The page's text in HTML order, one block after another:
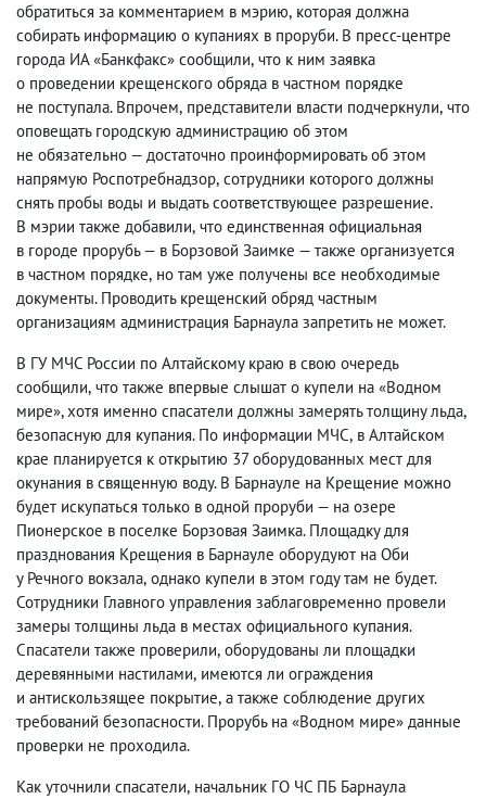
обратиться за комментарием в мэрию, которая должна
собирать информацию о купаниях в проруби. В пресс-центре
города ИА «Банкфакс» сообщили, что к ним заявка
о проведении крещенского обряда в частном порядке
не поступала. Впрочем, представители власти подчеркнули, что
оповещать городскую администрацию об этом
не обязательно — достаточно проинформировать об этом
напрямую Роспотребнадзор, сотрудники которого должны
снять пробы воды и выдать соответствующее разрешение.
В мэрии также добавили, что единственная официальная
в городе прорубь — в Борзовой Заимке — также организуется
в частном порядке, но там уже получены все необходимые
документы. Проводить крещенский обряд частным
организациям администрация Барнаула запретить не может.
В ГУ МЧС России по Алтайскому краю в свою очередь
сообщили, что также впервые слышат о купели на «Водном
мире», хотя именно спасатели должны замерять толщину льда,
безопасную для купания. По информации МЧС, в Алтайском
крае планируется к открытию 37 оборудованных мест для
окунания в священную воду. В Барнауле на Крещение можно
будет искупаться только в одной проруби — на озере
Пионерское в поселке Борзовая Заимка. Площадку для
празднования Крещения в Барнауле оборудуют на Оби
у Речного вокзала, однако купели в этом году там не будет.
Сотрудники Главного управления заблаговременно провели
замеры толщины льда в местах официального купания.
Спасатели также проверили, оборудованы ли площадки
деревянными настилами, имеются ли ограждения
и антискользящее покрытие, а также соблюдение других
требований безопасности. Прорубь на «Водном мире» данные
проверки не проходила.
Как уточнили спасатели, начальник ГО ЧС ПБ Барнаула